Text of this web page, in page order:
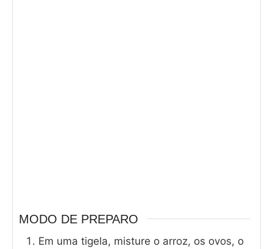
MODO DE PREPARO
Em uma tigela, misture o arroz, os ovos, o